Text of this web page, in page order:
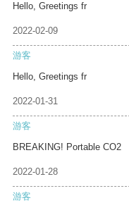
Hello, Greetings fr
2022-02-09
游客
Hello, Greetings fr
2022-01-31
游客
BREAKING! Portable CO2
2022-01-28
游客